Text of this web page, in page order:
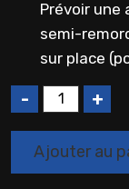
Prévoir une
semi-
sur place
u
Ajouter au